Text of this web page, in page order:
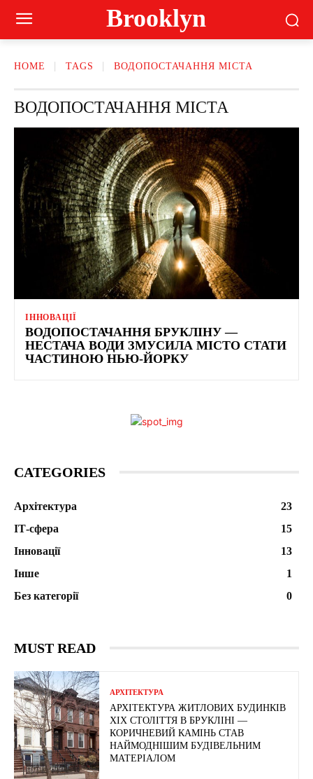
Brooklyn
HOME TAGS ВОДОПОСТАЧАННЯ МІСТА
ВОДОПОСТАЧАННЯ МІСТА
ІННОВАЦІЇ
ВОДОПОСТАЧАННЯ БРУКЛІНУ —
НЕСТАЧА ВОДИ ЗМУСИЛА МІСТО СТАТИ
ЧАСТИНОЮ НЬЮ-ЙОРКУ
CATEGORIES
Архітектура
23
ІТ-сфера
15
Інновації
13
Інше
1
Без категорії
0
MUST READ
АРХІТЕКТУРА
АРХІТЕКТУРА ЖИТЛОВИХ БУДИНКІВ
ХІХ СТОЛІТТЯ В БРУКЛІНІ —
КОРИЧНЕВИЙ КАМІНЬ СТАВ
НАЙМОДНІШИМ БУДІВЕЛЬНИМ
МАТЕРІАЛОМ